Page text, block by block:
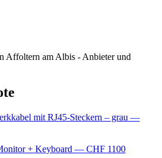
Affoltern am Albis - Anbieter und
mit RJ45-Steckern – grau —
+ Keyboard — CHF 1100